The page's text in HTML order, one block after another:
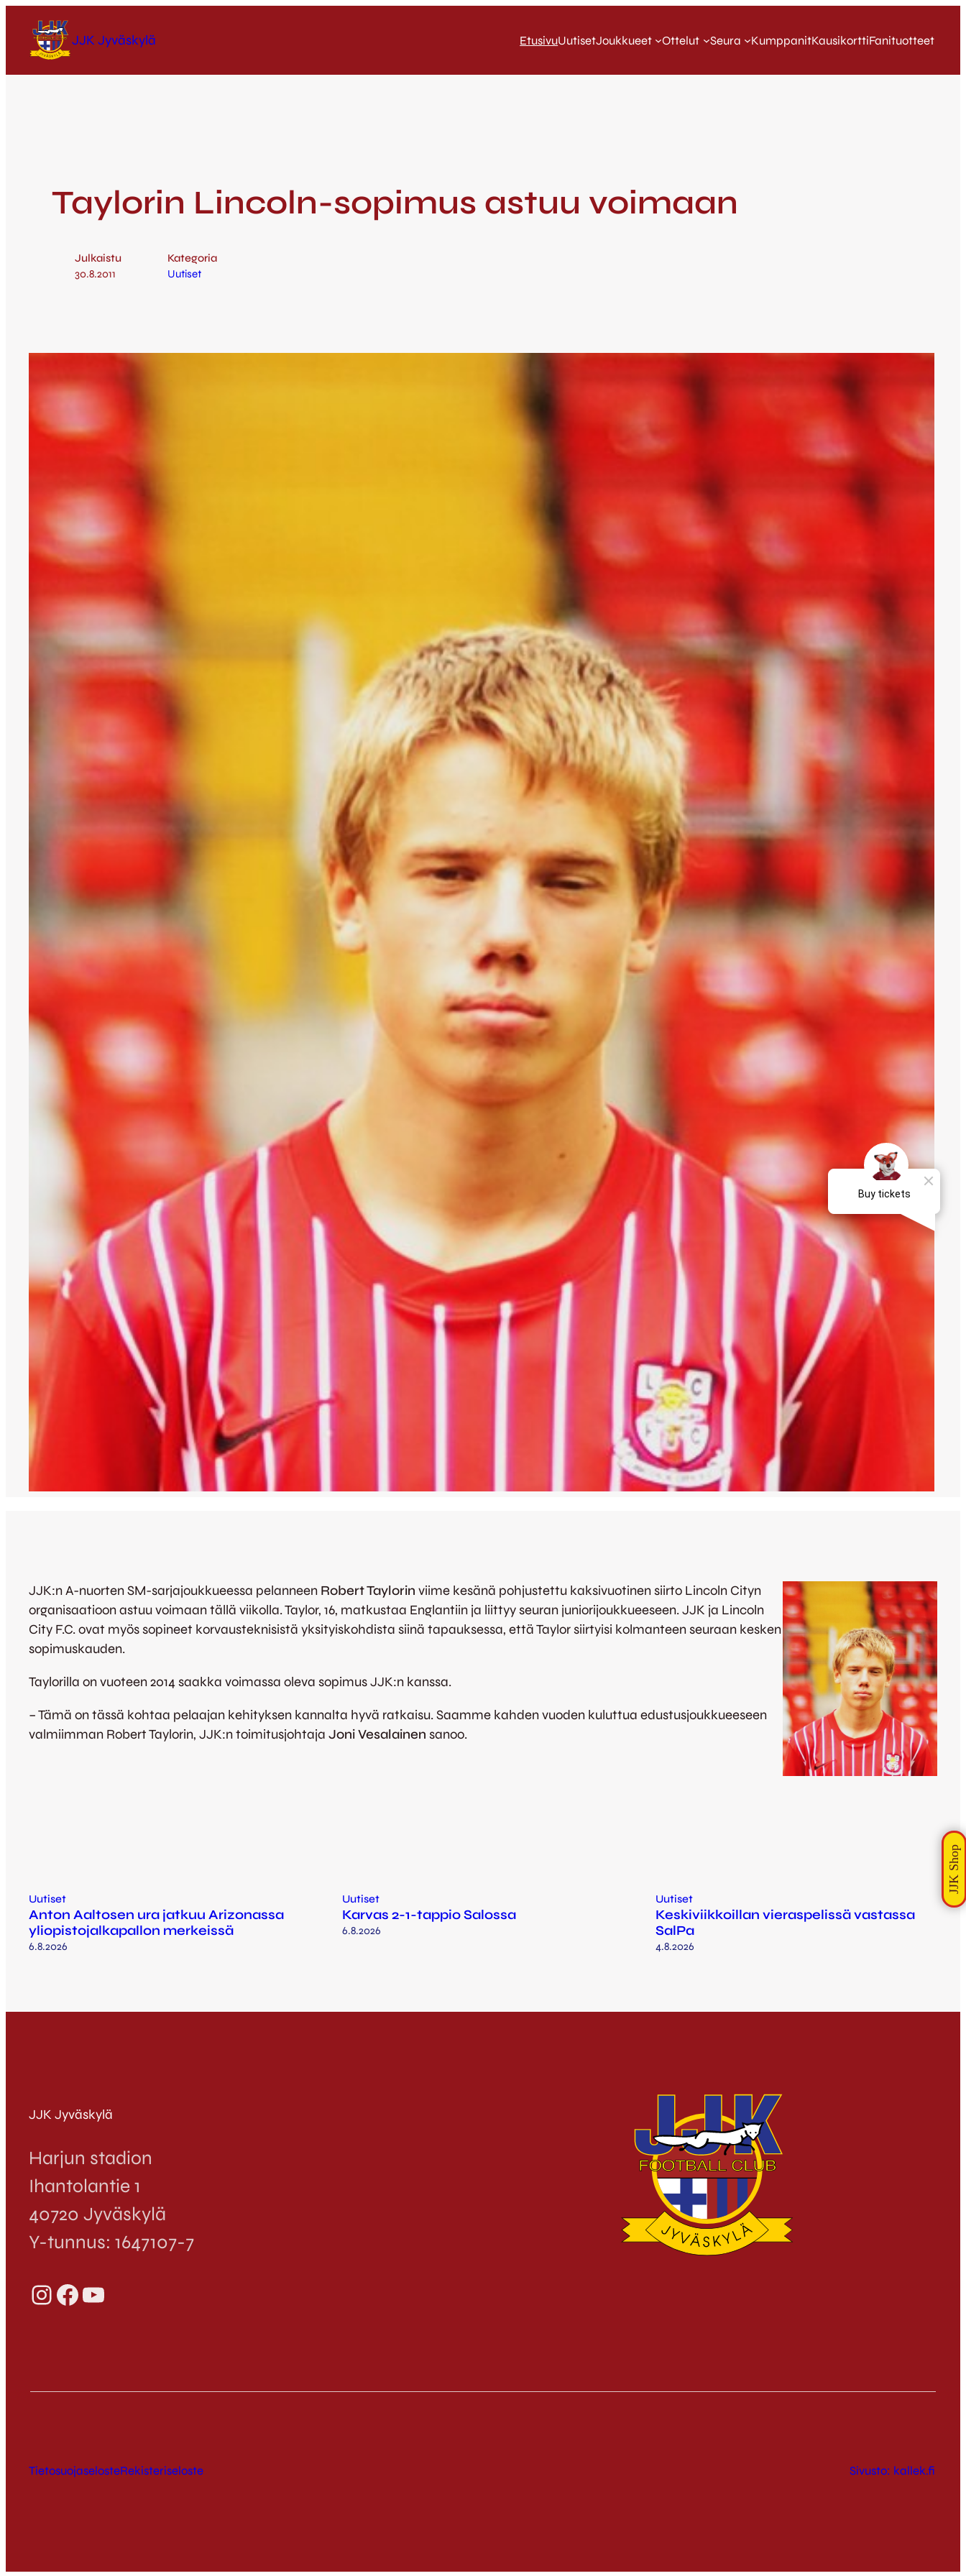
JJK Jyväskylä EtusivuUutisetJoukkueet Ottelut Seura KumppanitKausikorttiFanituotteet
Taylorin Lincoln-sopimus astuu voimaan
Julkaistu
30.8.2011
Kategoria
Uutiset
JJK:n A-nuorten SM-sarjajoukkueessa pelanneen Robert Taylorin viime kesänä pohjustettu kaksivuotinen siirto Lincoln Cityn
organisaatioon astuu voimaan tällä viikolla. Taylor, 16, matkustaa Englantiin ja liittyy seuran juniorijoukkueeseen. JJK ja Lincoln
City F.C. ovat myös sopineet korvausteknisistä yksityiskohdista siinä tapauksessa, että Taylor siirtyisi kolmanteen seuraan kesken
sopimuskauden.
Taylorilla on vuoteen 2014 saakka voimassa oleva sopimus JJK:n kanssa.
– Tämä on tässä kohtaa pelaajan kehityksen kannalta hyvä ratkaisu. Saamme kahden vuoden kuluttua edustusjoukkueeseen
valmiimman Robert Taylorin, JJK:n toimitusjohtaja Joni Vesalainen sanoo.
Uutiset
Anton Aaltosen ura jatkuu Arizonassa
yliopistojalkapallon merkeissä
6.8.2026
Uutiset
Karvas 2-1-tappio Salossa
6.8.2026
Uutiset
Keskiviikkoillan vieraspelissä vastassa
SalPa
4.8.2026
JJK Jyväskylä
Harjun stadion
Ihantolantie 1
40720 Jyväskylä
Y-tunnus: 1647107-7
InstagramFacebook YouTube
TietosuojaselosteRekisteriseloste Sivusto: kallek.fi